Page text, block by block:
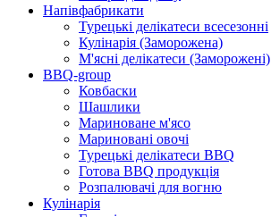
Напівфабрикати
Турецькі делікатеси всесезонні
Кулінарія (Заморожена)
М'ясні делікатеси (Заморожені)
BBQ-group
Ковбаски
Шашлики
Мариноване м'ясо
Мариновані овочі
Турецькі делікатеси BBQ
Готова BBQ продукція
Розпалювачі для вогню
Кулінарія